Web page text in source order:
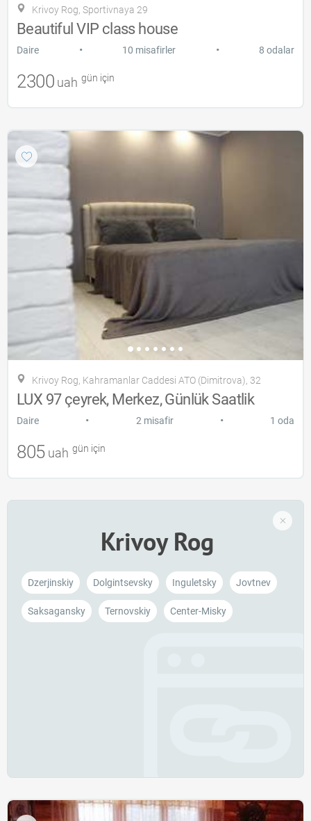
Krivoy Rog, Sportivnaya 29
Beautiful VIP class house
Daire • 10 misafirler • 8 odalar
2300 uah gün için
Krivoy Rog, Kahramanlar Caddesi ATO (Dimitrova), 32
LUX 97 çeyrek, Merkez, Günlük Saatlik
Daire • 2 misafir • 1 oda
805 uah gün için
Krivoy Rog
Dzerjinskiy Dolgintsevsky Inguletsky Jovtnev
Saksagansky Ternovskiy Center-Mіsky